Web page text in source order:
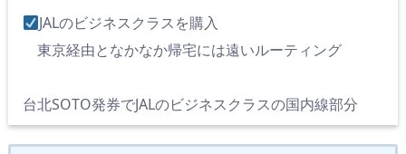
JALのビジネスクラスを購入
東京経由となかなか帰宅には遠いルーティング
台北SOTO発券でJALのビジネスクラスの国内線部分